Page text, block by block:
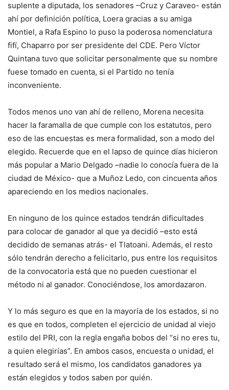
suplente a diputada, los senadores –Cruz y Caraveo- están
ahí por definición política, Loera gracias a su amiga
Montiel, a Rafa Espino lo puso la poderosa nomenclatura
fifí, Chaparro por ser presidente del CDE. Pero Víctor
Quintana tuvo que solicitar personalmente que su nombre
fuese tomado en cuenta, si el Partido no tenía
inconveniente.
Todos menos uno van ahí de relleno, Morena necesita
hacer la faramalla de que cumple con los estatutos, pero
eso de las encuestas es mera formalidad, son a modo del
elegido. Recuerde que en el lapso de quince días hicieron
más popular a Mario Delgado –nadie lo conocía fuera de la
ciudad de México- que a Muñoz Ledo, con cincuenta años
apareciendo en los medios nacionales.
En ninguno de los quince estados tendrán dificultades
para colocar de ganador al que ya decidió –esto está
decidido de semanas atrás- el Tlatoani. Además, el resto
sólo tendrán derecho a felicitarlo, pus entre los requisitos
de la convocatoria está que no pueden cuestionar el
método ni al ganador. Conociéndose, los amordazaron.
Y lo más seguro es que en la mayoría de los estados, si no
es que en todos, completen el ejercicio de unidad al viejo
estilo del PRI, con la regla engaña bobos del “si no eres tu,
a quien elegirías”. En ambos casos, encuesta o unidad, el
resultado será el mismo, los candidatos ganadores ya
están elegidos y todos saben por quién.